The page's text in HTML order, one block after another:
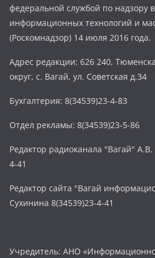
федеральной службой по надзору
информационных технологий и
(Роскомнадзор) 14 июля 2016 года.
Адрес редакции: 626 240,
округ, с. Вагай, ул. Советская д.34
Бухгалтерия: 8(34539)23-4-83
Отдел рекламы: 8(34539)23-5-86
Редактор радиоканала "Вагай"
4-41
Редактор сайта "Вагай
Сухинина 8(34539)23-4-41
Учредитель: АНО